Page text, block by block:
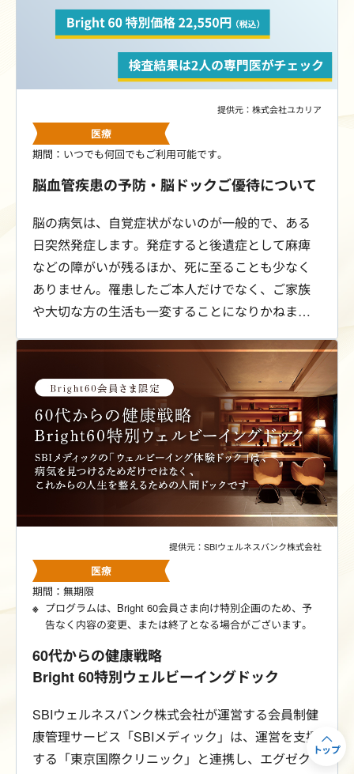
提供元：株式会社ユカリア
医療
期間：いつでも何回でもご利用可能です。
脳血管疾患の予防・脳ドックご優待について
脳の病気は、自覚症状がないのが一般的で、ある
日突然発症します。発症すると後遺症として麻痺
などの障がいが残るほか、死に至ることも少なく
ありません。罹患したご本人だけでなく、ご家族
や大切な方の生活も一変することになりかねませ
脳ドックで脳の状態を知ることが大切です。
提供元：SBIウェルネスバンク株式会社
医療
期間：無期限
プログラムは、Bright 60会員さま向け特別企画のため、予
告なく内容の変更、または終了となる場合がございます。
60代からの健康戦略
Bright 60特別ウェルビーイングドック
SBIウェルネスバンク株式会社が運営する会員制健
康管理サービス「SBIメディック」は、運営を支援
する「東京国際クリニック」と連携し、エグゼク
トップ